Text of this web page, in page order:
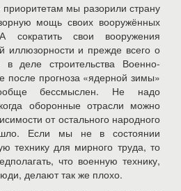
мы разорили страну
мощь своих вооружённых
свои вооружения
иллюзорности и прежде всего о
в деле строительства Военно-
после прогноза «ядерной зимы»
бессмыслен. Не надо
оборонные отрасли можно
от остального народного
Если мы не в состоянии
технику для мирного труда, то
что военную технику,
делают так же плохо.